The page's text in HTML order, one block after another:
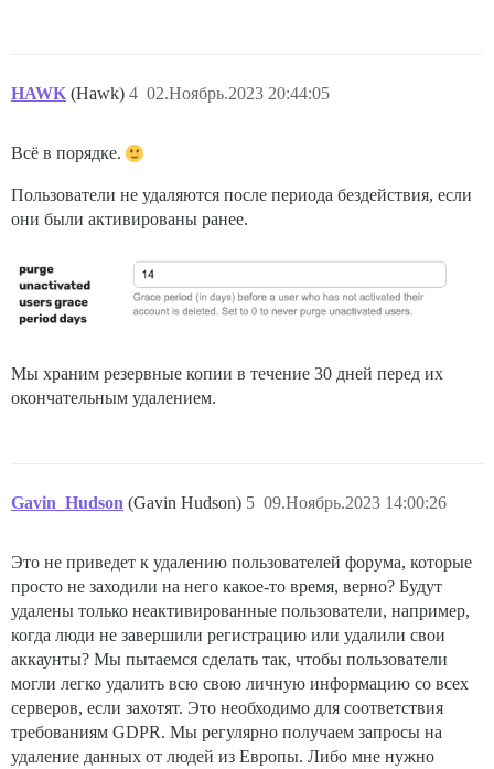
HAWK (Hawk) 02.Ноябрь.2023 20:44:05
4
Всё в порядке.
Пользователи не удаляются после периода бездействия, если
они были активированы ранее.
Мы храним резервные копии в течение 30 дней перед их
окончательным удалением.
Gavin_Hudson (Gavin Hudson) 09.Ноябрь.2023 14:00:26
5
Это не приведет к удалению пользователей форума, которые
просто не заходили на него какое-то время, верно? Будут
удалены только неактивированные пользователи, например,
когда люди не завершили регистрацию или удалили свои
аккаунты? Мы пытаемся сделать так, чтобы пользователи
могли легко удалить всю свою личную информацию со всех
серверов, если захотят. Это необходимо для соответствия
требованиям GDPR. Мы регулярно получаем запросы на
удаление данных от людей из Европы. Либо мне нужно